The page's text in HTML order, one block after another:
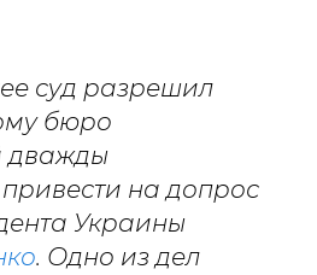
суд разрешил
бюро
дважды
на допрос
Украины
. Одно из дел